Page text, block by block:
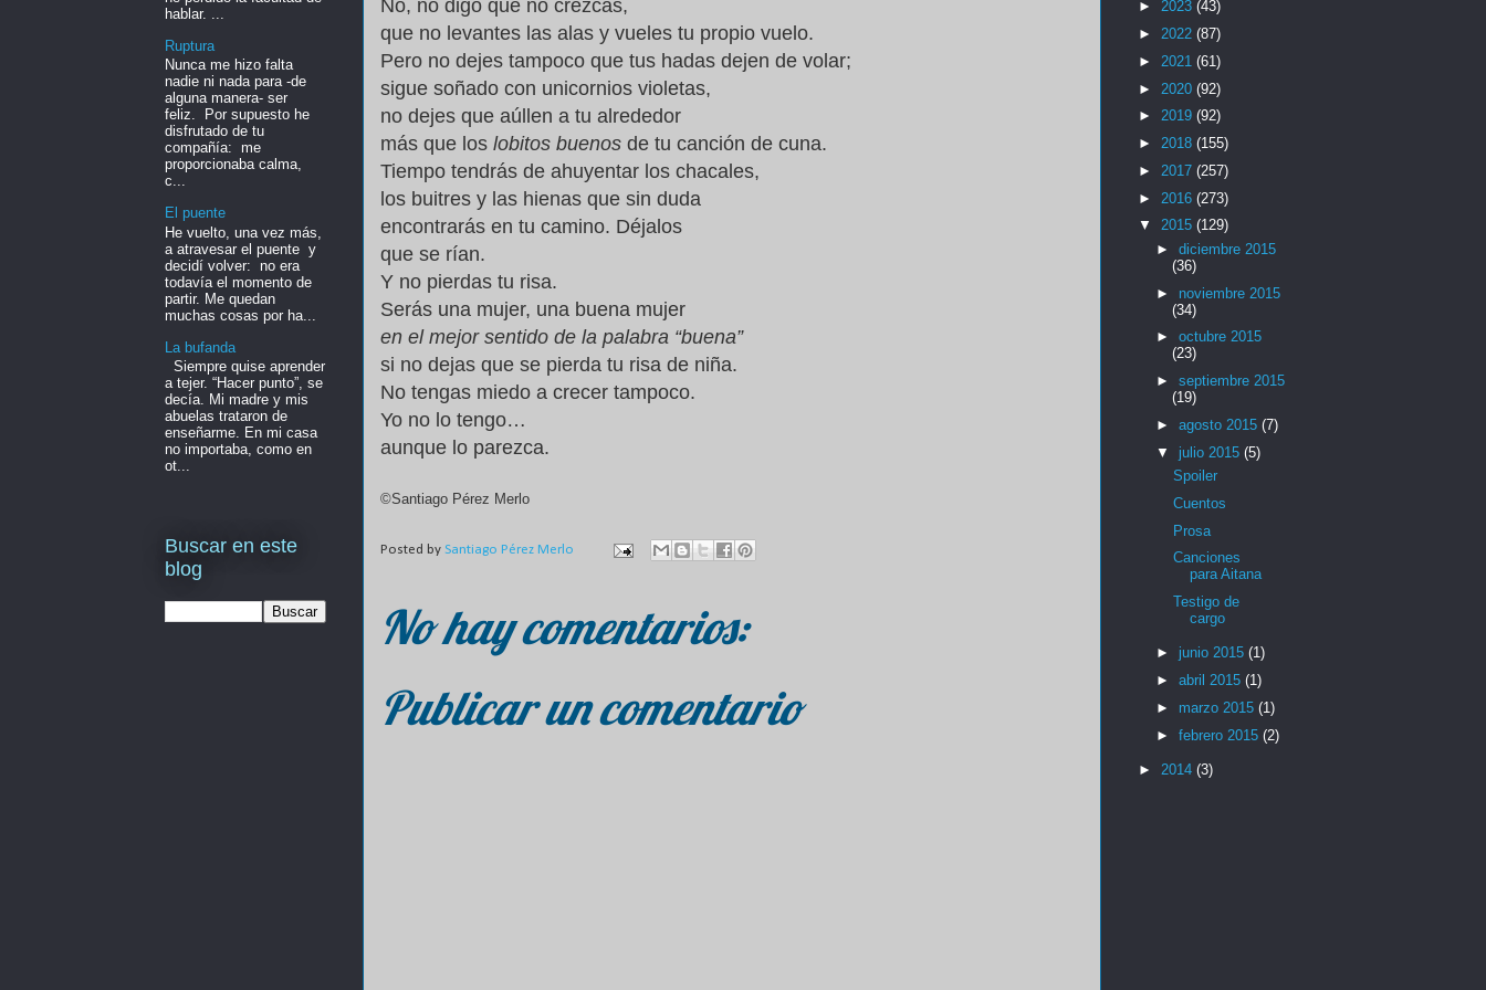
No, no digo que no crezcas,
que no levantes las alas y vueles tu propio vuelo.
Pero no dejes tampoco que tus hadas dejen de volar;
sigue soñado con unicornios violetas,
no dejes que aúllen a tu alrededor
más que los lobitos buenos de tu canción de cuna.
Tiempo tendrás de ahuyentar los chacales,
los buitres y las hienas que sin duda
encontrarás en tu camino. Déjalos
que se rían.
Y no pierdas tu risa.
Serás una mujer, una buena mujer
en el mejor sentido de la palabra “buena”
si no dejas que se pierda tu risa de niña.
No tengas miedo a crecer tampoco.
Yo no lo tengo…
aunque lo parezca.
©Santiago Pérez Merlo
Posted by Santiago Pérez Merlo
No hay comentarios:
Publicar un comentario
hablar. ...
Ruptura
Nunca me hizo falta
nadie ni nada para -de
alguna manera- ser
feliz. Por supuesto he
disfrutado de tu
compañía: me
proporcionaba calma,
c...
El puente
He vuelto, una vez más,
a atravesar el puente y
decidí volver: no era
todavía el momento de
partir. Me quedan
muchas cosas por ha...
La bufanda
Siempre quise aprender
a tejer. “Hacer punto”, se
decía. Mi madre y mis
abuelas trataron de
enseñarme. En mi casa
no importaba, como en
ot...
Buscar en este
blog
► 2023 (43)
► 2022 (87)
► 2021 (61)
► 2020 (92)
► 2019 (92)
► 2018 (155)
► 2017 (257)
► 2016 (273)
▼ 2015 (129)
► diciembre 2015
(36)
► noviembre 2015
(34)
► octubre 2015
(23)
► septiembre 2015
(19)
► agosto 2015 (7)
▼ julio 2015 (5)
Spoiler
Cuentos
Prosa
Canciones
para Aitana
Testigo de
cargo
► junio 2015 (1)
► abril 2015 (1)
► marzo 2015 (1)
► febrero 2015 (2)
► 2014 (3)